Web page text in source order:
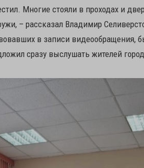
Многие стояли в проходах и
– рассказал Владимир
в записи видеообращения,
сразу выслушать жителей